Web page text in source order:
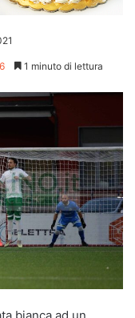
1 minuto di lettura
bianca ad un